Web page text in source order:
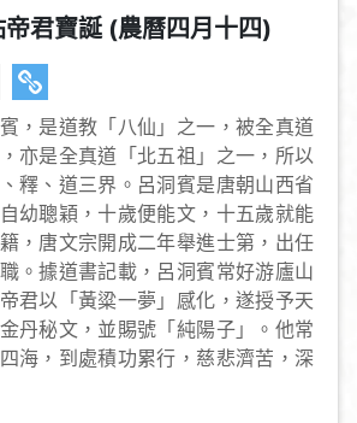
帝君寶誕 (農曆四月十四)
，是道教「八仙」之一，被全真道
亦是全真道「北五祖」之一，所以
釋、道三界。呂洞賓是唐朝山西省
幼聰穎，十歲便能文，十五歲就能
，唐文宗開成二年舉進士第，出任
。據道書記載，呂洞賓常好游廬山
君以「黃粱一夢」感化，遂授予天
丹秘文，並賜號「純陽子」。他常
海，到處積功累行，慈悲濟苦，深